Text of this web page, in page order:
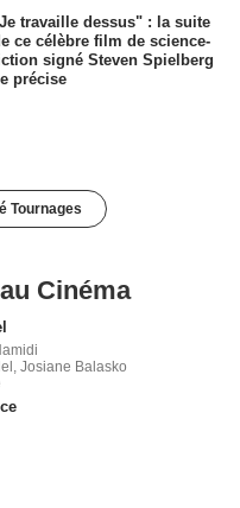
travaille dessus" : la suite
ce célèbre film de science-
signé Steven Spielberg
précise
Tournages
Cinéma
Josiane Balasko